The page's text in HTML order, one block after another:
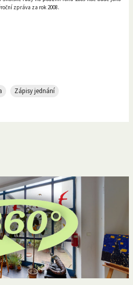
zpráva za rok 2008.
Zápisy jednání